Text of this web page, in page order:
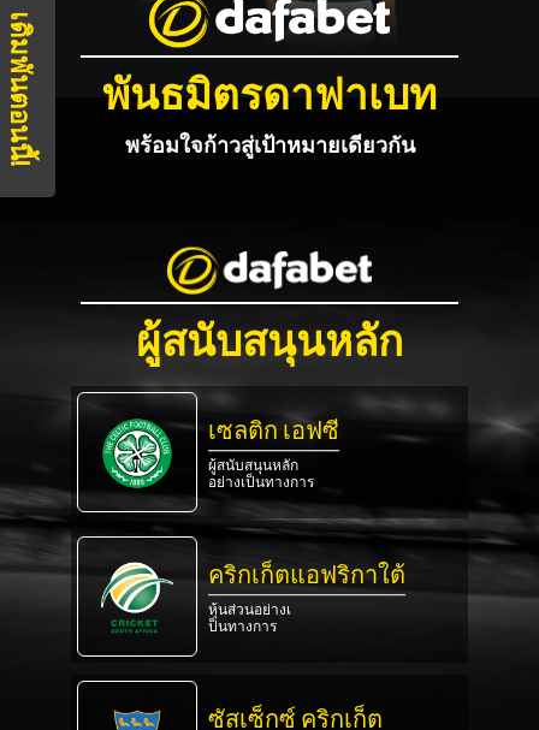
พันธมิตรดาฟาเบท
พร้อมใจก้าวสู่เป้าหมายเดียวกัน
ผู้สนับสนุนหลัก
เซลติก เอฟซี
ผู้สนับสนุนหลัก
อย่างเป็นทางการ
คริกเก็ตแอฟริกาใต้
หุ้นส่วนอย่างเ
ป็นทางการ
ซัสเซ็กซ์ คริกเก็ต
เดิมพันตอนนี้!